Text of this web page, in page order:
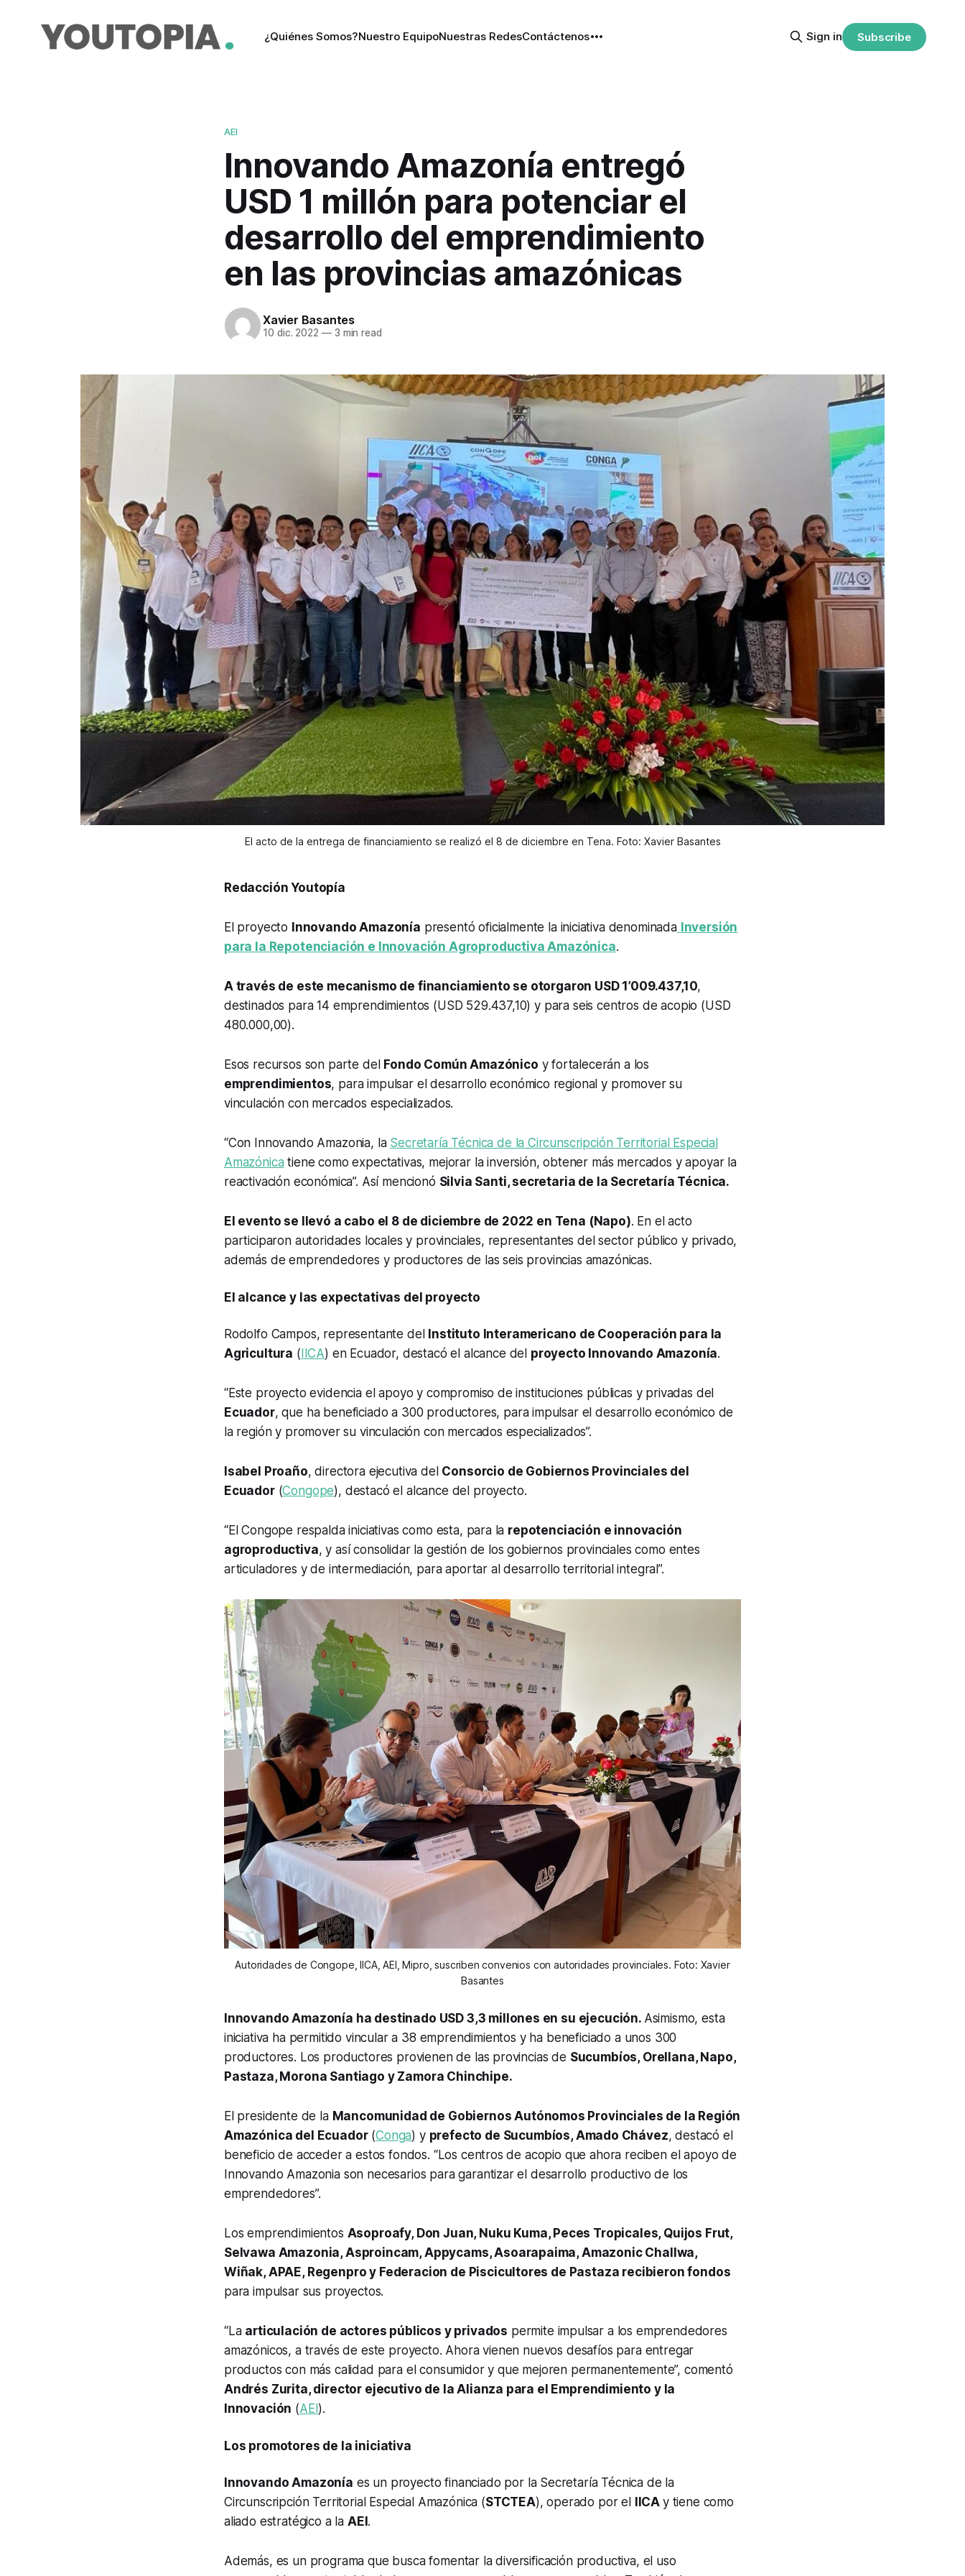
¿Quiénes Somos?Nuestro EquipoNuestras RedesContáctenos Sign in Subscribe
AEI
Innovando Amazonía entregó
USD 1 millón para potenciar el
desarrollo del emprendimiento
en las provincias amazónicas
Xavier Basantes
10 dic. 2022 —3 min read
El acto de la entrega de financiamiento se realizó el 8 de diciembre en Tena. Foto: Xavier Basantes
Redacción Youtopía
El proyecto Innovando Amazonía presentó oficialmente la iniciativa denominada Inversión
para la Repotenciación e Innovación Agroproductiva Amazónica.
A través de este mecanismo de financiamiento se otorgaron USD 1’009.437,10,
destinados para 14 emprendimientos (USD 529.437,10) y para seis centros de acopio (USD
480.000,00).
Esos recursos son parte del Fondo Común Amazónico y fortalecerán a los
emprendimientos, para impulsar el desarrollo económico regional y promover su
vinculación con mercados especializados.
“Con Innovando Amazonia, la Secretaría Técnica de la Circunscripción Territorial Especial
Amazónica tiene como expectativas, mejorar la inversión, obtener más mercados y apoyar la
reactivación económica”. Así mencionó Silvia Santi, secretaria de la Secretaría Técnica.
El evento se llevó a cabo el 8 de diciembre de 2022 en Tena (Napo). En el acto
participaron autoridades locales y provinciales, representantes del sector público y privado,
además de emprendedores y productores de las seis provincias amazónicas.
El alcance y las expectativas del proyecto
Rodolfo Campos, representante del Instituto Interamericano de Cooperación para la
Agricultura (IICA) en Ecuador, destacó el alcance del proyecto Innovando Amazonía.
“Este proyecto evidencia el apoyo y compromiso de instituciones públicas y privadas del
Ecuador, que ha beneficiado a 300 productores, para impulsar el desarrollo económico de
la región y promover su vinculación con mercados especializados”.
Isabel Proaño, directora ejecutiva del Consorcio de Gobiernos Provinciales del
Ecuador(Congope), destacó el alcance del proyecto.
“El Congope respalda iniciativas como esta, para la repotenciación e innovación
agroproductiva, y así consolidar la gestión de los gobiernos provinciales como entes
articuladores y de intermediación, para aportar al desarrollo territorial integral”.
Autoridades de Congope, IICA, AEI, Mipro, suscriben convenios con autoridades provinciales. Foto: Xavier
Basantes
Innovando Amazonía ha destinado USD 3,3 millones en su ejecución. Asimismo, esta
iniciativa ha permitido vincular a 38 emprendimientos y ha beneficiado a unos 300
productores. Los productores provienen de las provincias de Sucumbíos, Orellana, Napo,
Pastaza, Morona Santiago y Zamora Chinchipe.
El presidente de la Mancomunidad de Gobiernos Autónomos Provinciales de la Región
Amazónica del Ecuador(Conga) y prefecto de Sucumbíos, Amado Chávez, destacó el
beneficio de acceder a estos fondos. “Los centros de acopio que ahora reciben el apoyo de
Innovando Amazonia son necesarios para garantizar el desarrollo productivo de los
emprendedores”.
Los emprendimientos Asoproafy, Don Juan, Nuku Kuma, Peces Tropicales, Quijos Frut,
Selvawa Amazonia, Asproincam, Appycams, Asoarapaima, Amazonic Challwa,
Wiñak, APAE, Regenpro y Federacion de Piscicultores de Pastaza recibieron fondos
para impulsar sus proyectos.
“La articulación de actores públicos y privados permite impulsar a los emprendedores
amazónicos, a través de este proyecto. Ahora vienen nuevos desafíos para entregar
productos con más calidad para el consumidor y que mejoren permanentemente”, comentó
Andrés Zurita, director ejecutivo de la Alianza para el Emprendimiento y la
Innovación (AEI).
Los promotores de la iniciativa
Innovando Amazonía es un proyecto financiado por la Secretaría Técnica de la
Circunscripción Territorial Especial Amazónica (STCTEA), operado por el IICA y tiene como
aliado estratégico a la AEI.
Además, es un programa que busca fomentar la diversificación productiva, el uso